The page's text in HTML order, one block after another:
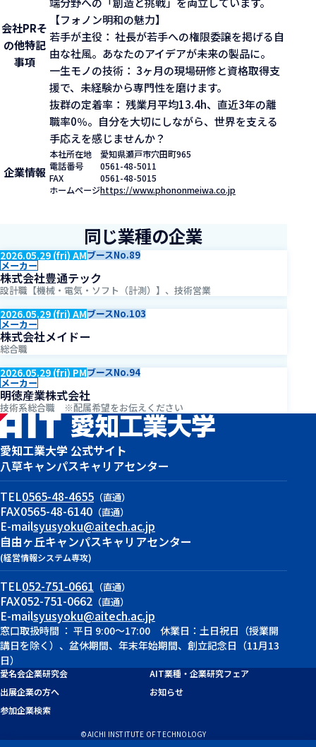
会社PRそ
の他特記
事項
【フォノン明和の魅力】
若手が主役： 社長が若手への権限委譲を掲げる自
由な社風。あなたのアイデアが未来の製品に。
一生モノの技術： 3ヶ月の現場研修と資格取得支
援で、未経験から専門性を磨けます。
抜群の定着率： 残業月平均13.4h、直近3年の離
職率0％。自分を大切にしながら、世界を支える
手応えを感じませんか？
企業情報
本社所在地
愛知県瀬戸市穴田町965
電話番号
0561-48-5011
FAX
0561-48-5015
ホームページhttps://www.phononmeiwa.co.jp
同じ業種の企業
2026.05.29 (fri) AMブースNo.89
メーカー
株式会社豊通テック
設計職【機械・電気・ソフト（計測）】、技術営業
2026.05.29 (fri) AMブースNo.103
メーカー
株式会社メイドー
総合職
2026.05.29 (fri) PMブースNo.94
メーカー
明徳産業株式会社
技術系総合職 ※配属希望をお伝えください
愛知工業大学 公式サイト
八草キャンパスキャリアセンター
TEL0565-48-4655 （直通）
FAX0565-48-6140 （直通）
E-mailsyusyoku@aitech.ac.jp
自由ヶ丘キャンパスキャリアセンター
(経営情報システム専攻)
TEL052-751-0661 （直通）
FAX052-751-0662 （直通）
E-mailsyusyoku@aitech.ac.jp
窓口取扱時間 ： 平日 9:00～17:00 休業日：土日祝日（授業開
講日を除く）、盆休期間、年末年始期間、創立記念日（11月13
日）
愛名会企業研究会
AIT業種・企業研究フェア
出展企業の方へ
お知らせ
参加企業検索
©AICHI INSTITUTE OF TECHNOLOGY